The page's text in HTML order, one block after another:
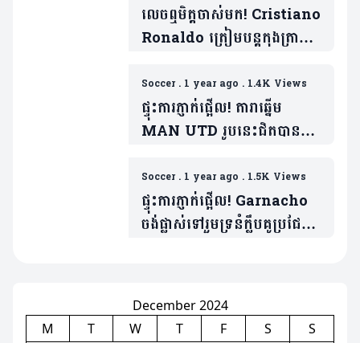
លេចឮមិត្តចាស់មក! Cristiano
Ronaldo ត្រៀមបន្តកុងត្រាថ្មី
Soccer. 1 year ago . 1.4K Views
ផ្ទុះការភ្ញាក់ផ្អើល! តារាឆ្នើម
MAN UTD រូបនេះជិតបាន
Cristiano Ronaldo
Soccer. 1 year ago . 1.5K Views
ផ្ទុះការភ្ញាក់ផ្អើល! Garnacho
ចង់ផ្លាស់ទៅរួមទ្រនំក្លឹបគូប្រជែង
December 2024
M
T W T F S
S